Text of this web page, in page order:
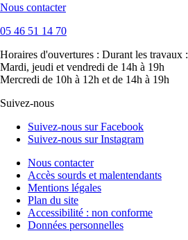
Nous contacter
05 46 51 14 70
Horaires d'ouvertures : Durant les travaux :
Mardi, jeudi et vendredi de 14h à 19h
Mercredi de 10h à 12h et de 14h à 19h
Suivez-nous
Suivez-nous sur Facebook
Suivez-nous sur Instagram
Nous contacter
Accès sourds et malentendants
Mentions légales
Plan du site
Accessibilité : non conforme
Données personnelles